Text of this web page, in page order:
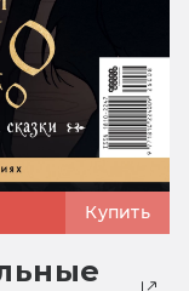
Купить